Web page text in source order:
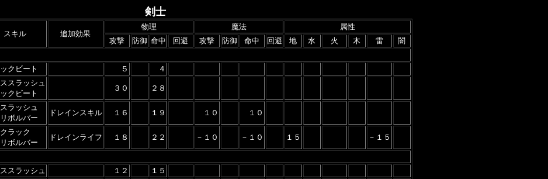
剣士
スキル 追加効果
物理 魔法
属性
攻撃
防御 命中 回避 攻撃 防御 命中 回避 地 水 火 木 雷
闇
クビート ５ ４
スラッシュ
クビート
３０ ２８
ラッシュ
ボルバー
ドレインスキル １６ １９ １０ １０
ラック
ボルバー
ドレインライフ １８ ２２ －１０ －１０ １５ －１５
スラッシュ １２
１５